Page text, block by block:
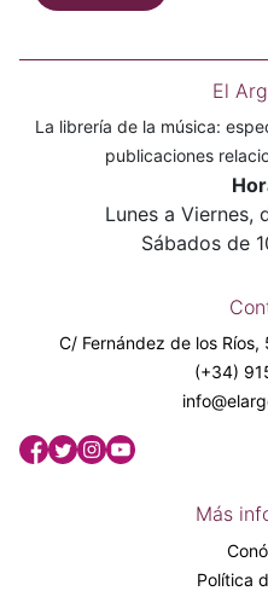
El
La librería de la música:
publicaciones
Lunes a Viernes,
Sábados de
C/ Fernández de los
(+34)
Más
Política